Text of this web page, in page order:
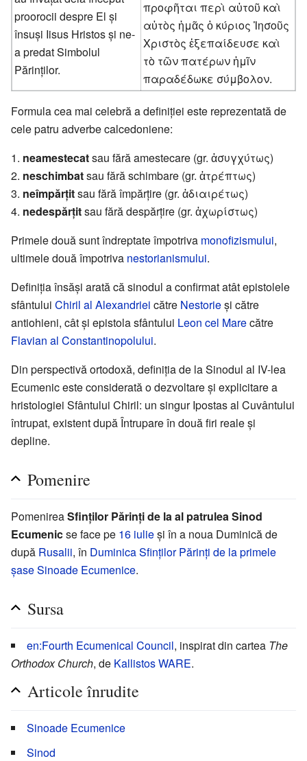
proorocii despre El și
însuși Iisus Hristos și ne-
a predat Simbolul
Părinților.
προφῆται περὶ αὐτοῦ καὶ
αὐτὸς ἡμᾶς ὁ κύριος Ἰησοῦς
Χριστὸς ἐξεπαίδευσε καὶ
τὸ τῶν πατέρων ἡμῖν
παραδέδωκε σύμβολον.
Formula cea mai celebră a definiției este reprezentată de
cele patru adverbe calcedoniene:
1. neamestecatsau fără amestecare (gr. ἀσυγχύτως)
2. neschimbatsau fără schimbare (gr. ἀτρέπτως)
3. neîmpărțitsau fără împărțire (gr. ἀδιαιρέτως)
4. nedespărțitsau fără despărțire (gr. ἀχωρίστως)
Primele două sunt îndreptate împotriva monofizismului,
ultimele două împotriva nestorianismului.
Definiția însăși arată că sinodul a confirmat atât epistolele
sfântului Chiril al Alexandriei către Nestorieși către
antiohieni, cât și epistola sfântului Leon cel Marecătre
Flavian al Constantinopolului.
Din perspectivă ortodoxă, definiția de la Sinodul al IV-lea
Ecumenic este considerată o dezvoltare și explicitare a
hristologiei Sfântului Chiril: un singur Ipostas al Cuvântului
întrupat, existent după Întrupare în două firi reale și
depline.
Pomenire
PomenireaSfinților Părinți de la al patrulea Sinod
Ecumenicse face pe 16 iulieși în a noua Duminică de
după Rusalii, în Duminica Sfinților Părinți de la primele
șase Sinoade Ecumenice.
Sursa
en:Fourth Ecumenical Council, inspirat din cartea The
Orthodox Church, de Kallistos WARE.
Articole înrudite
Sinoade Ecumenice
Sinod